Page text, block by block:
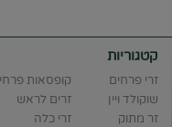
קטגוריות
זרי פרחים קופסאות
שוקולד ויין
זרים לראש
זר מתוק
זרי כלה